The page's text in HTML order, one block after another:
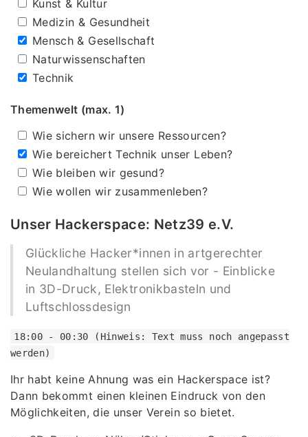
Kunst & Kultur
Medizin & Gesundheit
Mensch & Gesellschaft
Naturwissenschaften
Technik
Themenwelt (max. 1)
Wie sichern wir unsere Ressourcen?
Wie bereichert Technik unser Leben?
Wie bleiben wir gesund?
Wie wollen wir zusammenleben?
Unser Hackerspace: Netz39 e.V.
Glückliche Hacker*innen in artgerechter
Neulandhaltung stellen sich vor - Einblicke
in 3D-Druck, Elektronikbasteln und
Luftschlossdesign
18:00 - 00:30 (Hinweis: Text muss noch angepasst
werden)
Ihr habt keine Ahnung was ein Hackerspace ist?
Dann bekommt einen kleinen Eindruck von den
Möglichkeiten, die unser Verein so bietet.